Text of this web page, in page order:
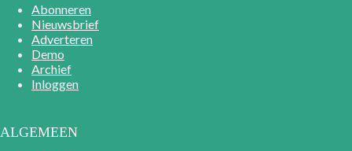
Abonneren
Nieuwsbrief
Adverteren
Demo
Archief
Inloggen
ALGEMEEN